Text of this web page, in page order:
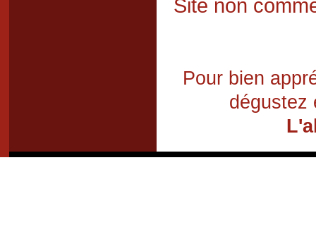
Site non
Pour bien
dégustez